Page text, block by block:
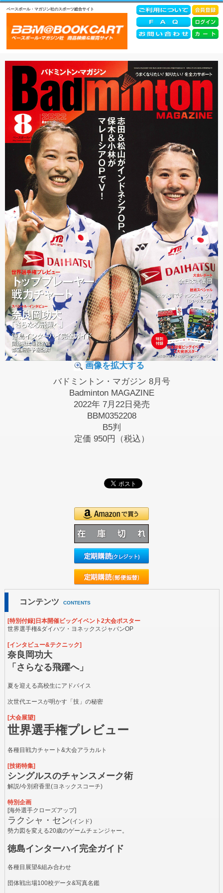
ベースボール・マガジン社のスポーツ総合サイト
画像を拡大する
バドミントン・マガジン 8月号
Badminton MAGAZINE
2022年 7月22日発売
BBM0352208
B5判
定価 950円（税込）
コンテンツ CONTENTS
[特別付録]日本開催ビッグイベント2大会ポスター
世界選手権&ダイハツ・ヨネックスジャパンOP
[インタビュー&テクニック]
奈良岡功大
「さらなる飛躍へ」
夏を迎える高校生にアドバイス
次世代エースが明かす「技」の秘密
[大会展望]
世界選手権プレビュー
各種目戦力チャート&大会アラカルト
[技術特集]
シングルスのチャンスメーク術
解説/今別府香里(ヨネックスコーチ)
特別企画
[海外選手クローズアップ]
ラクシャ・セン(インド)
勢力図を変える20歳のゲームチェンジャー。
徳島インターハイ完全ガイド
各種目展望&組み合わせ
団体戦出場100校データ&写真名鑑